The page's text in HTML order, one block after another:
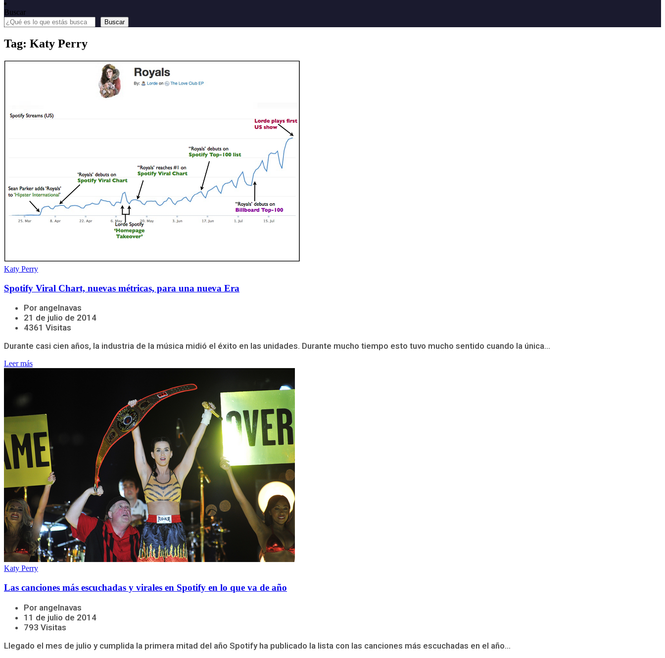
Buscar
Buscar
Tag: Katy Perry
Katy Perry
Spotify Viral Chart, nuevas métricas, para una nueva Era
Por angelnavas
21 de julio de 2014
4361 Visitas
Durante casi cien años, la industria de la música midió el éxito en las unidades. Durante mucho tiempo esto tuvo mucho sentido cuando la única...
Leer más
Katy Perry
Las canciones más escuchadas y virales en Spotify en lo que va de año
Por angelnavas
11 de julio de 2014
793 Visitas
Llegado el mes de julio y cumplida la primera mitad del año Spotify ha publicado la lista con las canciones más escuchadas en el año...